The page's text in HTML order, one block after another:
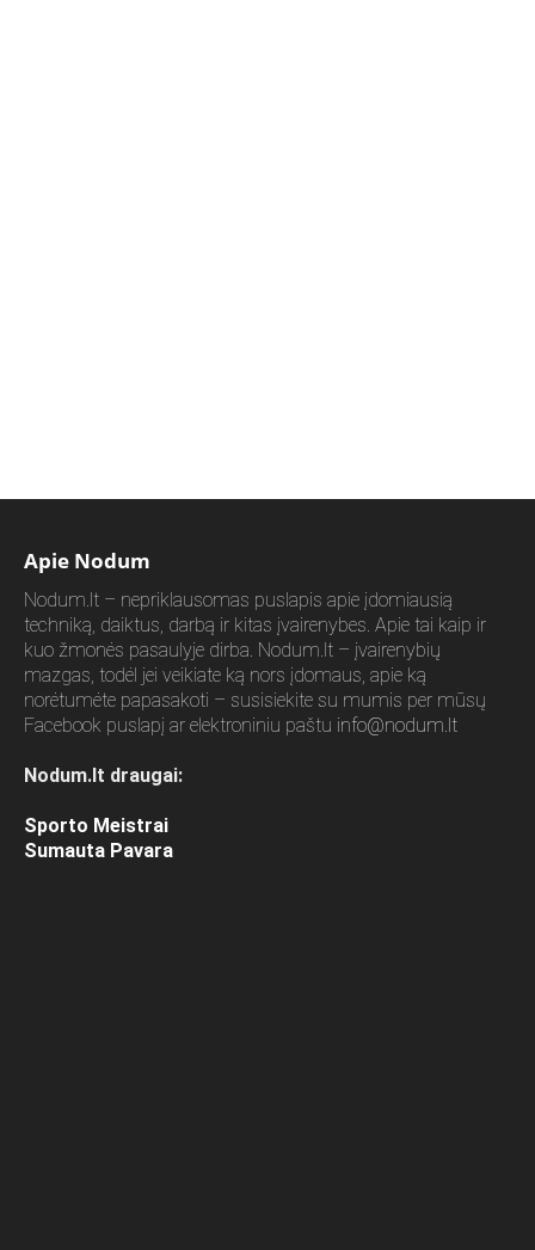
Apie Nodum
Nodum.lt – nepriklausomas puslapis apie įdomiausią
techniką, daiktus, darbą ir kitas įvairenybes. Apie tai kaip ir
kuo žmonės pasaulyje dirba. Nodum.lt – įvairenybių
mazgas, todėl jei veikiate ką nors įdomaus, apie ką
norėtumėte papasakoti – susisiekite su mumis per mūsų
Facebook puslapį ar elektroniniu paštu info@nodum.lt
Nodum.lt draugai:
Sporto Meistrai
Sumauta Pavara